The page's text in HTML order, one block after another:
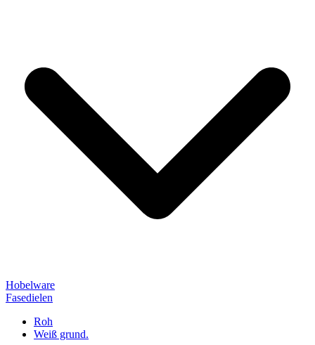
Hobelware
Fasedielen
Roh
Weiß grund.